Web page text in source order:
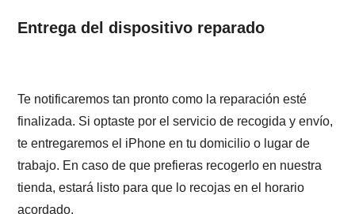
Entrega del dispositivo reparado
Te notificaremos tan pronto como la reparación esté
finalizada. Si optaste por el servicio de recogida y envío,
te entregaremos el iPhone en tu domicilio o lugar de
trabajo. En caso de que prefieras recogerlo en nuestra
tienda, estará listo para que lo recojas en el horario
acordado.